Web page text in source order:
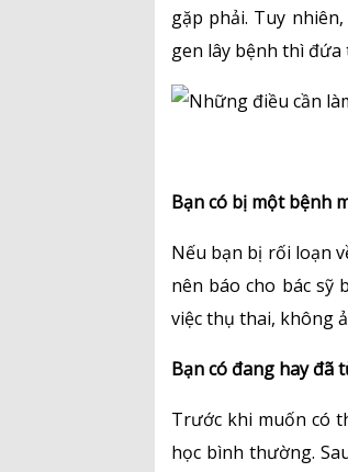
gặp phải. Tuy
gen lây bệnh thì đứa
Bạn có bị một bệnh
Nếu bạn bị rối loạn
nên báo cho bác sỹ
việc thụ thai, không
Bạn có đang hay đã
Trước khi muốn có
học bình thường.